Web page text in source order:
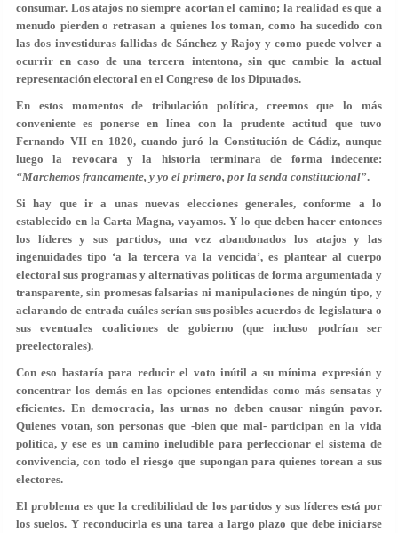
consumar. Los atajos no siempre acortan el camino; la realidad es que a
menudo pierden o retrasan a quienes los toman, como ha sucedido con
las dos investiduras fallidas de Sánchez y Rajoy y como puede volver a
ocurrir en caso de una tercera intentona, sin que cambie la actual
representación electoral en el Congreso de los Diputados.
En estos momentos de tribulación política, creemos que lo más
conveniente es ponerse en línea con la prudente actitud que tuvo
Fernando VII en 1820, cuando juró la Constitución de Cádiz, aunque
luego la revocara y la historia terminara de forma indecente:
“Marchemos francamente, y yo el primero, por la senda constitucional”.
Si hay que ir a unas nuevas elecciones generales, conforme a lo
establecido en la Carta Magna, vayamos. Y lo que deben hacer entonces
los líderes y sus partidos, una vez abandonados los atajos y las
ingenuidades tipo ‘a la tercera va la vencida’, es plantear al cuerpo
electoral sus programas y alternativas políticas de forma argumentada y
transparente, sin promesas falsarias ni manipulaciones de ningún tipo, y
aclarando de entrada cuáles serían sus posibles acuerdos de legislatura o
sus eventuales coaliciones de gobierno (que incluso podrían ser
preelectorales).
Con eso bastaría para reducir el voto inútil a su mínima expresión y
concentrar los demás en las opciones entendidas como más sensatas y
eficientes. En democracia, las urnas no deben causar ningún pavor.
Quienes votan, son personas que -bien que mal- participan en la vida
política, y ese es un camino ineludible para perfeccionar el sistema de
convivencia, con todo el riesgo que supongan para quienes torean a sus
electores.
El problema es que la credibilidad de los partidos y sus líderes está por
los suelos. Y reconducirla es una tarea a largo plazo que debe iniciarse